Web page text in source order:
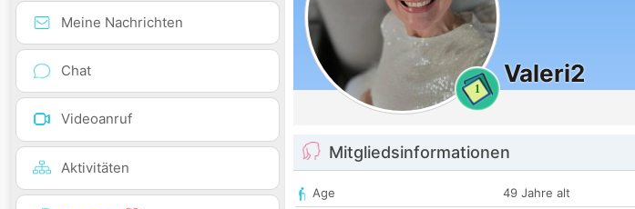
Meine Nachrichten
Chat
Videoanruf
Aktivitäten
1
Valeri2
Mitgliedsinformationen
Age
49 Jahre alt